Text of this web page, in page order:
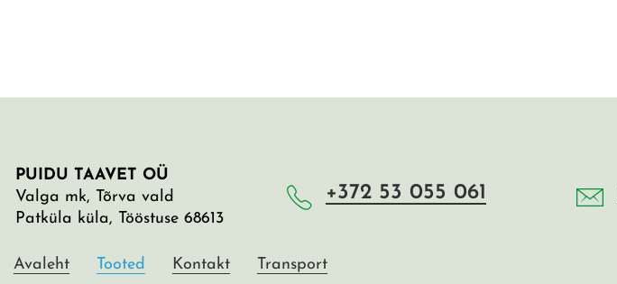
PUIDU TAAVET OÜ
Valga mk, Tõrva vald
Patküla küla, Tööstuse 68613
+372 53 055 061
Avaleht Tooted Kontakt Transport